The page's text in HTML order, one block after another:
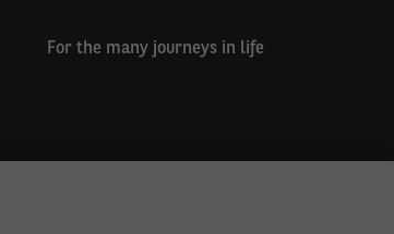
For the many journeys in life